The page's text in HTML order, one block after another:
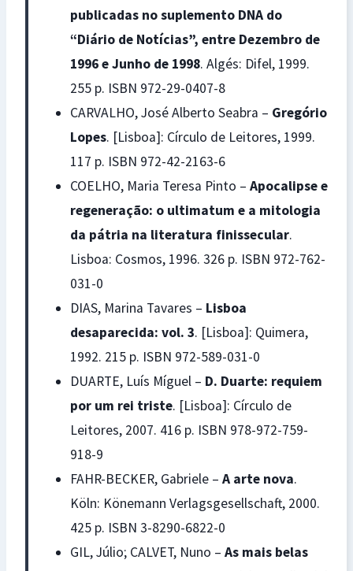
publicadas no suplemento DNA do
“Diário de Notícias”, entre Dezembro de
1996 e Junho de 1998. Algés: Difel, 1999.
255 p. ISBN 972-29-0407-8
CARVALHO, José Alberto Seabra – Gregório
Lopes. [Lisboa]: Círculo de Leitores, 1999.
117 p. ISBN 972-42-2163-6
COELHO, Maria Teresa Pinto – Apocalipse e
regeneração: o ultimatum e a mitologia
da pátria na literatura finissecular.
Lisboa: Cosmos, 1996. 326 p. ISBN 972-762-
031-0
DIAS, Marina Tavares – Lisboa
desaparecida: vol. 3. [Lisboa]: Quimera,
1992. 215 p. ISBN 972-589-031-0
DUARTE, Luís Míguel – D. Duarte: requiem
por um rei triste. [Lisboa]: Círculo de
Leitores, 2007. 416 p. ISBN 978-972-759-
918-9
FAHR-BECKER, Gabriele – A arte nova.
Köln: Könemann Verlagsgesellschaft, 2000.
425 p. ISBN 3-8290-6822-0
GIL, Júlio; CALVET, Nuno – As mais belas